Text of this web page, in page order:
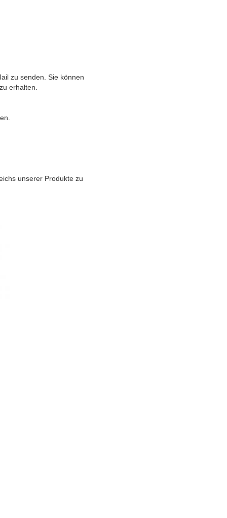
zu senden. Sie können
erhalten.
unserer Produkte zu